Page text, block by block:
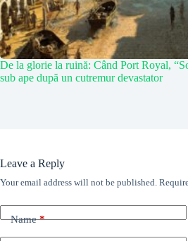
De la glorie la ruină: Când Port Royal,
sub ape după un cutremur devastator
Leave a Reply
Your email address will not be published.
Name*